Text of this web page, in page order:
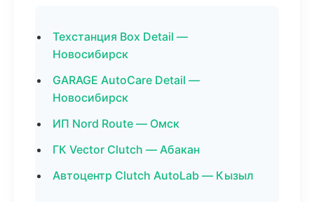
Техстанция Box Detail —
Новосибирск
GARAGE AutoCare Detail —
Новосибирск
ИП Nord Route — Омск
ГК Vector Clutch — Абакан
Автоцентр Clutch AutoLab — Кызыл